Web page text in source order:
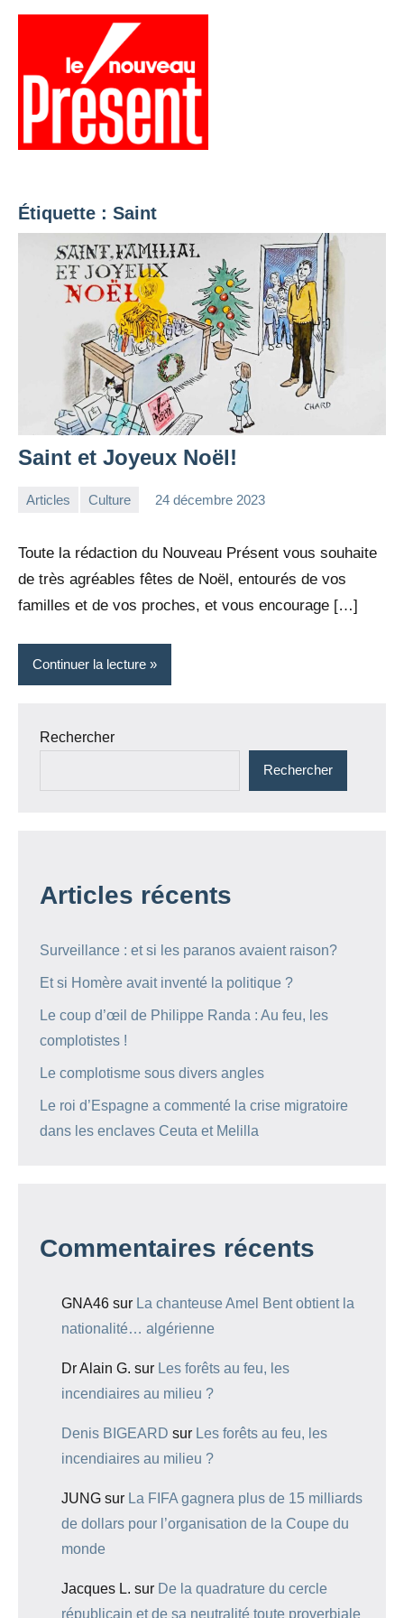
Aller
Étiquette : Saint
Saint et Joyeux Noël!
Articles Culture 24 décembre 2023
Toute la rédaction du Nouveau Présent vous souhaite
de très agréables fêtes de Noël, entourés de vos
familles et de vos proches, et vous encourage […]
Continuer la lecture
Rechercher
Rechercher
Articles récents
Surveillance : et si les paranos avaient raison?
Et si Homère avait inventé la politique ?
Le coup d’œil de Philippe Randa : Au feu, les
complotistes !
Le complotisme sous divers angles
Le roi d’Espagne a commenté la crise migratoire
dans les enclaves Ceuta et Melilla
Commentaires récents
GNA46 sur La chanteuse Amel Bent obtient la
nationalité… algérienne
Dr Alain G. sur Les forêts au feu, les
incendiaires au milieu ?
Denis BIGEARD sur Les forêts au feu, les
incendiaires au milieu ?
JUNG sur La FIFA gagnera plus de 15 milliards
de dollars pour l’organisation de la Coupe du
monde
Jacques L. sur De la quadrature du cercle
républicain et de sa neutralité toute proverbiale